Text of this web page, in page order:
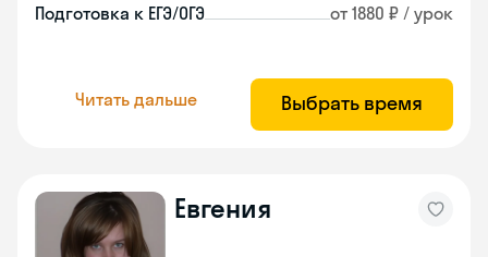
Подготовка к ЕГЭ/ОГЭ от 1880 ₽ / урок
Читать дальше Выбрать время
Евгения